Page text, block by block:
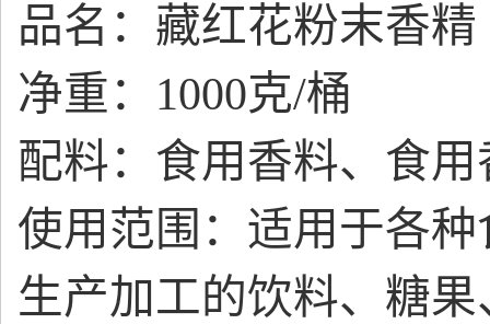
品名： 藏红花粉末香精
净重：1000克/桶
配料：食用香料、食
使用范围：适用于各
生产加工的饮料、糖